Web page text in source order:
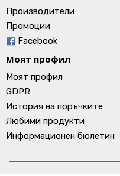
Производители
Промоции
Facebook
Моят профил
Моят профил
GDPR
История на поръчките
Любими продукти
Информационен бюлетин